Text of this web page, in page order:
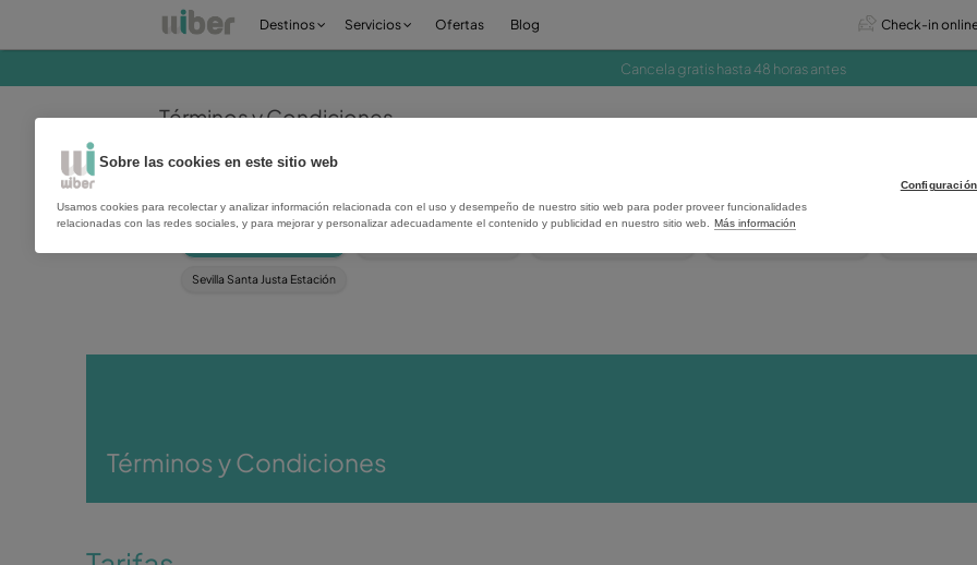
Destinos Servicios
Cancela gratis hasta 48
Selecciona delegación
Wiber Alicante
Sobre las cookies en este sitio web
Usamos cookies para recolectar y analizar información relacionada con el uso y desempeño de nuestro sitio web para poder proveer
relacionadas con las redes sociales, y para mejorar y personalizar adecuadamente el contenido y publicidad en nuestro sitio web.